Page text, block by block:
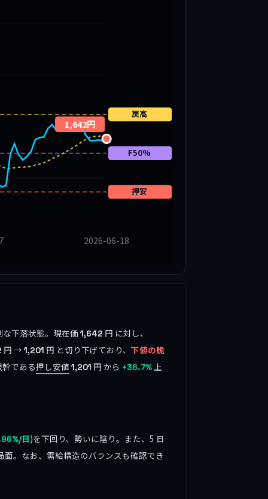
2026-06-18
押安
戻高
F50%
1,642円
な下落状態。現在価1,642 円 に対し、
円 →1,201 円 と切り下げており、 下値の脆
である押し安値 1,201 円 から +36.7%上
日)を下回り、勢いに陰り。また、5 日
。なお、需給構造のバランスも確認でき